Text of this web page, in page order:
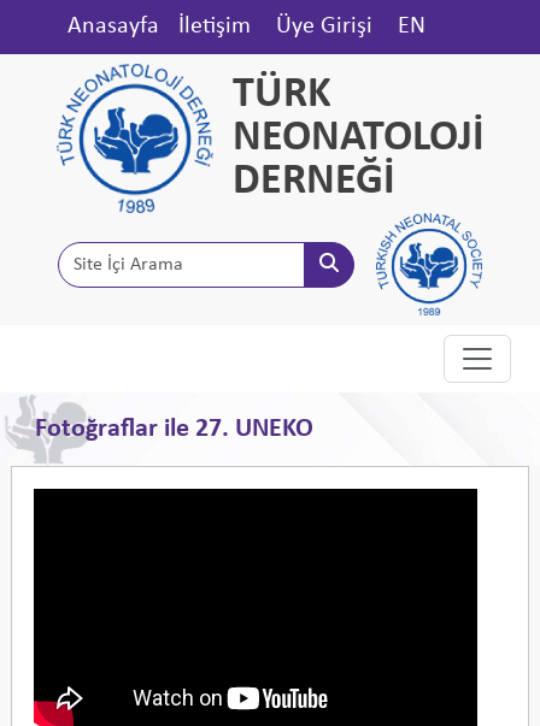
Anasayfa İletişim Üye Girişi EN
TÜRK
NEONATOLOJİ
DERNEĞİ
Fotoğraflar ile 27. UNEKO